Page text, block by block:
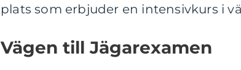
plats som erbjuder en intensivkurs i
Vägen till Jägarexamen